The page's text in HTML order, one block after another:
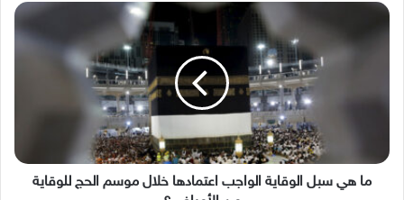
ما
الحج
للوقايةما هي سبل الوقاية الواجب اعتمادها خلال موسم الحج للوقاية